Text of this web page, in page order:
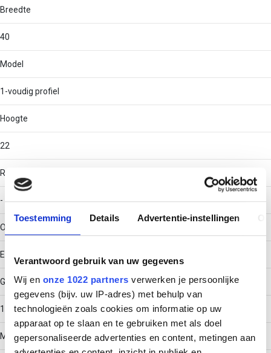
Toestemming Details Advertentie-instellingen
Verantwoord gebruik van uw gegevens
Wij en onze 1022 partners verwerken je persoonlijke
gegevens (bijv. uw IP-adres) met behulp van
technologieën zoals cookies om informatie op uw
apparaat op te slaan en te gebruiken met als doel
gepersonaliseerde advertenties en content, metingen aan
Breedte
40
Model
1-voudig profiel
Hoogte
22
RAL-nummer
-
Oppervlaktebescherming
Elektrolytisch verzinkt
Gewicht
1.5901
Materiaaldikte